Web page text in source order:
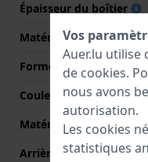
Épaisseur du boîtier
Matériel du boîtier
Forme du boîtier
Couleur du boîtier
Matériau du boîtier
Arrière de Boitier
Vos
Auer.lu utilise
de cookies.
nous avons
autorisation.
Les cookies
statistiques